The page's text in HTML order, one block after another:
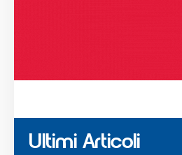
Ultimi Articoli